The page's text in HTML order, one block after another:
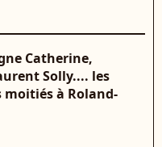
Catherine,
Solly.... les
à Roland-